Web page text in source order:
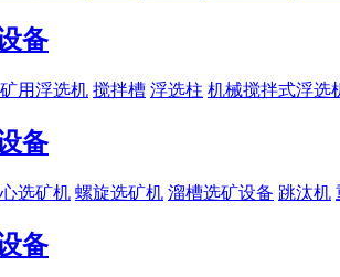
备
矿用浮选机 搅拌槽 浮选柱 机械搅拌式浮选
备
选矿机 螺旋选矿机 溜槽选矿设备 跳汰机
备